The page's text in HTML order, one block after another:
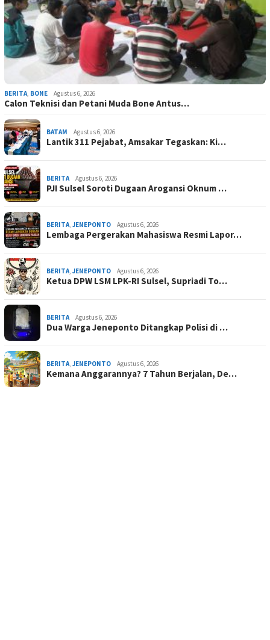
BERITA, BONE Agustus 6, 2026
Calon Teknisi dan Petani Muda Bone Antus…
BATAM Agustus 6, 2026
Lantik 311 Pejabat, Amsakar Tegaskan: Ki…
BERITA Agustus 6, 2026
PJI Sulsel Soroti Dugaan Arogansi Oknum …
BERITA, JENEPONTO Agustus 6, 2026
Lembaga Pergerakan Mahasiswa Resmi Lapor…
BERITA, JENEPONTO Agustus 6, 2026
Ketua DPW LSM LPK-RI Sulsel, Supriadi To…
BERITA Agustus 6, 2026
Dua Warga Jeneponto Ditangkap Polisi di …
BERITA, JENEPONTO Agustus 6, 2026
Kemana Anggarannya? 7 Tahun Berjalan, De…